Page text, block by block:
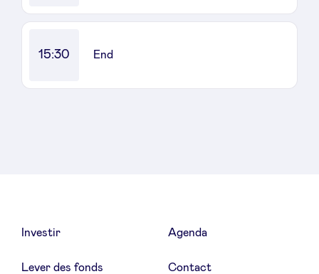
Accès Dealflow investisseur
15:30 End
Investir
Lever des fonds
Agenda
Contact